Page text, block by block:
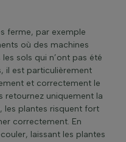
ferme, par exemple
où des machines
sols qui n’ont pas été
il est particulièrement
et correctement le
retournez uniquement la
les plantes risquent fort
correctement. En
laissant les plantes